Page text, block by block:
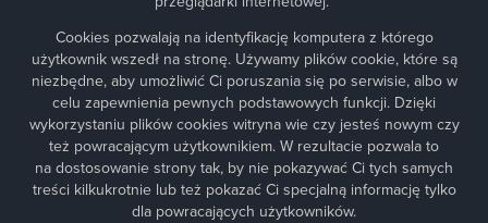
Cookies pozwalają na identyfikację komputera z którego
użytkownik wszedł na stronę. Używamy plików cookie, które są
niezbędne, aby umożliwić Ci poruszania się po serwisie, albo w
celu zapewnienia pewnych podstawowych funkcji. Dzięki
wykorzystaniu plików cookies witryna wie czy jesteś nowym czy
też powracającym użytkownikiem. W rezultacie pozwala to
na dostosowanie strony tak, by nie pokazywać Ci tych samych
treści kilkukrotnie lub też pokazać Ci specjalną informację tylko
dla powracających użytkowników.